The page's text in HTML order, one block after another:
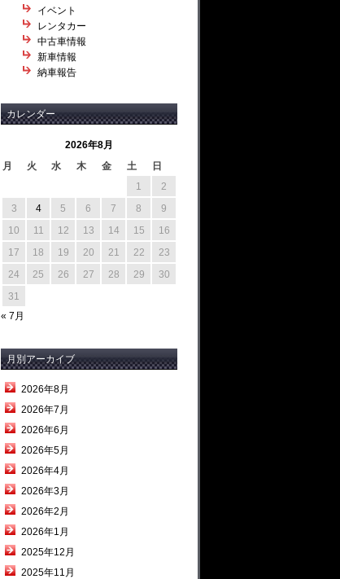
イベント
レンタカー
中古車情報
新車情報
納車報告
カレンダー
2026年8月
月
火 水 木 金 土
日
1
2
3
4 5 6 7 8
9
10
11 12 13 14 15
16
17
18 19 20 21 22
23
24
25 26 27 28 29
30
31
« 7月
月別アーカイブ
2026年8月
2026年7月
2026年6月
2026年5月
2026年4月
2026年3月
2026年2月
2026年1月
2025年12月
2025年11月